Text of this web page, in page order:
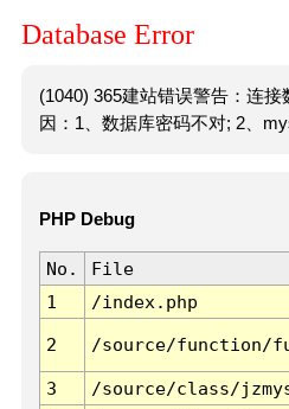
Database Error
(1040) 365建站错误警告：连
因：1、数据库密码不对; 2、
PHP Debug
No. File
1
/index.php
2 /source/function/
3 /source/class/